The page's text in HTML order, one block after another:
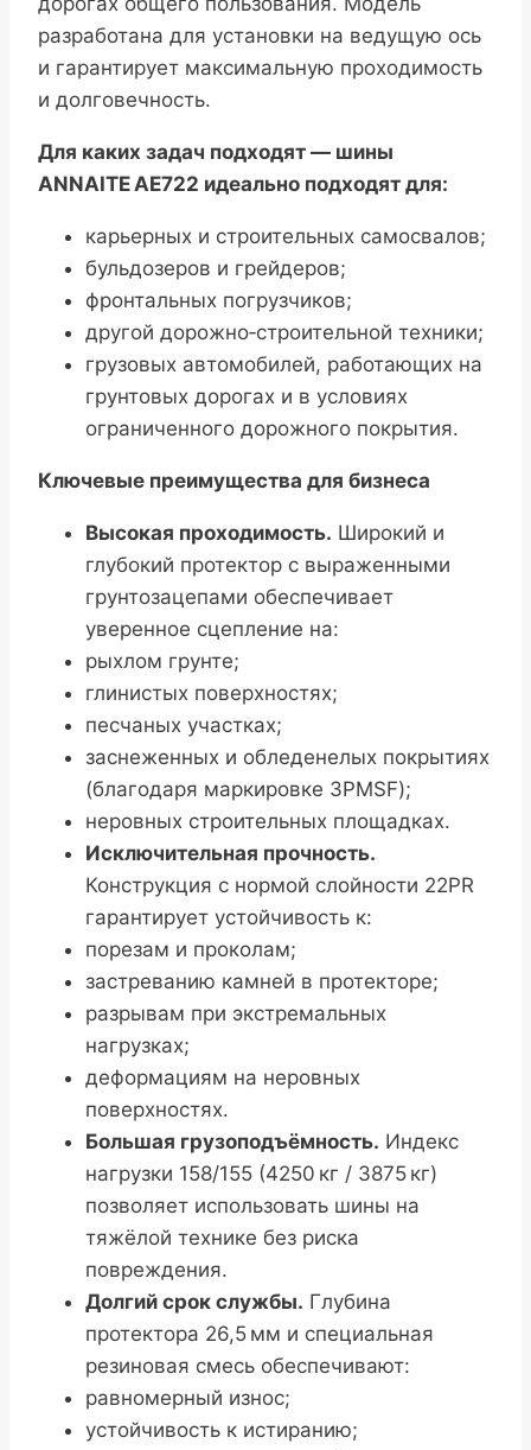
разработана для установки на ведущую ось
и гарантирует максимальную проходимость
и долговечность.
Для каких задач подходят — шины
ANNAITE AE722 идеально подходят для:
карьерных и строительных самосвалов;
бульдозеров и грейдеров;
фронтальных погрузчиков;
другой дорожно‑строительной техники;
грузовых автомобилей, работающих на
грунтовых дорогах и в условиях
ограниченного дорожного покрытия.
Ключевые преимущества для бизнеса
Высокая проходимость. Широкий и
глубокий протектор с выраженными
грунтозацепами обеспечивает
уверенное сцепление на:
рыхлом грунте;
глинистых поверхностях;
песчаных участках;
заснеженных и обледенелых покрытиях
(благодаря маркировке 3PMSF);
неровных строительных площадках.
Исключительная прочность.
Конструкция с нормой слойности 22PR
гарантирует устойчивость к:
порезам и проколам;
застреванию камней в протекторе;
разрывам при экстремальных
нагрузках;
деформациям на неровных
поверхностях.
Большая грузоподъёмность. Индекс
нагрузки 158/155 (4250 кг / 3875 кг)
позволяет использовать шины на
тяжёлой технике без риска
повреждения.
Долгий срок службы. Глубина
протектора 26,5 мм и специальная
резиновая смесь обеспечивают:
равномерный износ;
устойчивость к истиранию;